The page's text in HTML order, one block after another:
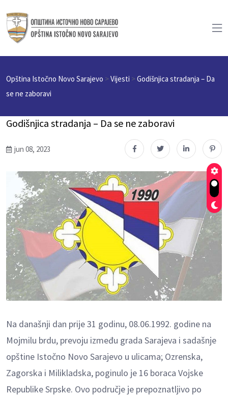
Opština Istočno Novo Sarajevo >Vijesti >Godišnjica stradanja – Da
se ne zaboravi
Godišnjica stradanja – Da se ne zaboravi
jun 08, 2023
Na današnji dan prije 31 godinu, 08.06.1992. godine na
Mojmilu brdu, prevoju između grada Sarajeva i sadašnje
opštine Istočno Novo Sarajevo u ulicama; Ozrenska,
Zagorska i Milikladska, poginulo je 16 boraca Vojske
Republike Srpske. Ovo područje je prepoznatljivo po